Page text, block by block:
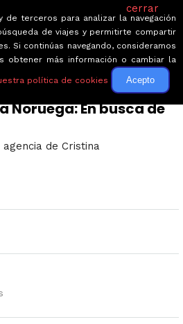
Noruega: En busca de
de Cristina
cerrar
de terceros para analizar la navegación
de viajes y permitirte compartir
Si continúas navegando, consideramos
obtener más información o cambiar la
política de cookies Acepto